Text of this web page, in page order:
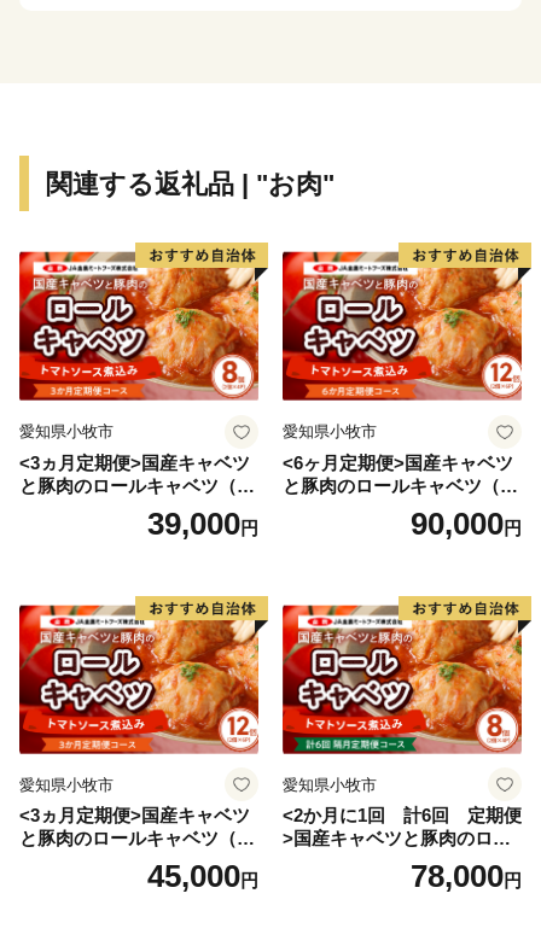
関連する返礼品 | "お肉"
愛知県小牧市
<3ヵ月定期便>国産キャベツ
と豚肉のロールキャベツ（4P
39,000円
愛知県小牧市
<6ヶ月定期便>国産キャベツ
と豚肉のロールキャベツ（6P
90,000円
愛知県小牧市
<3ヵ月定期便>国産キャベツ
と豚肉のロールキャベツ（6P
45,000円
愛知県小牧市
<2か月に1回 計6回 定期便
>国産キャベツと豚肉のロー
ルキャベツ（4P入り）
78,000円